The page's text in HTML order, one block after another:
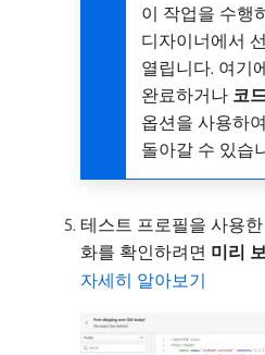
이 작업을 수행
디자이너에서
열립니다. 여기
완료하거나 코
옵션을 사용하
돌아갈 수 있습
테스트 프로필을 사용
화를 확인하려면 미리
자세히 알아보기